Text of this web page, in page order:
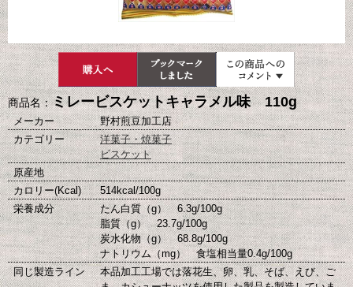
商品名：ミレービスケットキャラメル味 110g
メーカー
野村煎豆加工店
カテゴリー
洋菓子・焼菓子
ビスケット
原産地
カロリー(Kcal)
514kcal/100g
栄養成分
たん白質（g） 6.3g/100g
脂質（g） 23.7g/100g
炭水化物（g） 68.8g/100g
ナトリウム（mg） 食塩相当量0.4g/100g
同じ製造ライン
本品加工工場では落花生、卵、乳、そば、えび、ご